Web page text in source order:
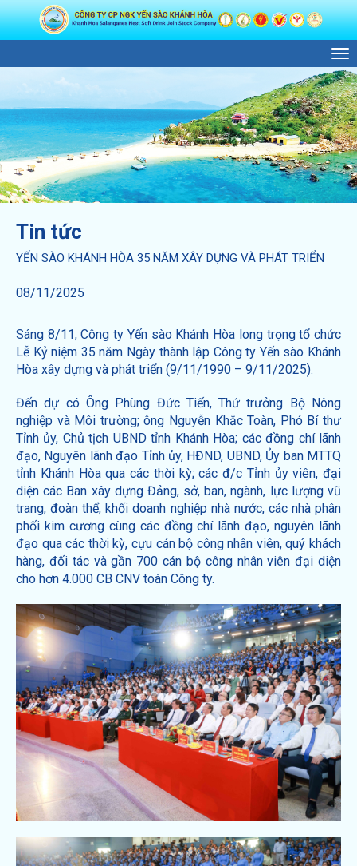
Tin tức
YẾN SÀO KHÁNH HÒA 35 NĂM XÂY DỰNG VÀ PHÁT TRIỂN
08/11/2025
Sáng 8/11, Công ty Yến sào Khánh Hòa long trọng tổ chức
Lễ Kỷ niệm 35 năm Ngày thành lập Công ty Yến sào Khánh
Hòa xây dựng và phát triển (9/11/1990 – 9/11/2025).
Đến dự có Ông Phùng Đức Tiến, Thứ trưởng Bộ Nông
nghiệp và Môi trường; ông Nguyễn Khắc Toàn, Phó Bí thư
Tỉnh ủy, Chủ tịch UBND tỉnh Khánh Hòa; các đồng chí lãnh
đạo, Nguyên lãnh đạo Tỉnh ủy, HĐND, UBND, Ủy ban MTTQ
tỉnh Khánh Hòa qua các thời kỳ; các đ/c Tỉnh ủy viên, đại
diện các Ban xây dựng Đảng, sở, ban, ngành, lực lượng vũ
trang, đoàn thể, khối doanh nghiệp nhà nước, các nhà phân
phối kim cương cùng các đồng chí lãnh đạo, nguyên lãnh
đạo qua các thời kỳ, cựu cán bộ công nhân viên, quý khách
hàng, đối tác và gần 700 cán bộ công nhân viên đại diện
cho hơn 4.000 CB CNV toàn Công ty.